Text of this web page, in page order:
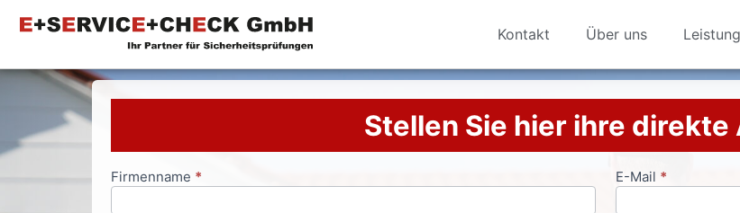
Kontakt Über uns
Stellen Sie hier ihre direkte
Anfrageformular
Firmenname * E-Mail *